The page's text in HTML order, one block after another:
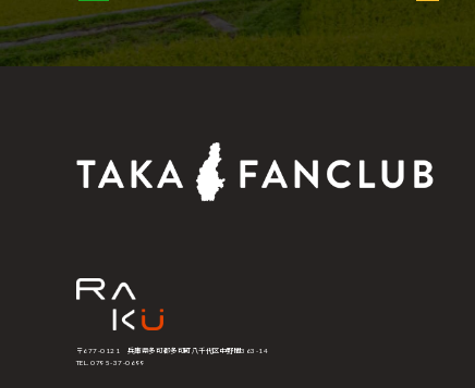
〒677-0121 兵庫県多可郡多可町八千代区中野間363-14
TEL. 0795-37-0699